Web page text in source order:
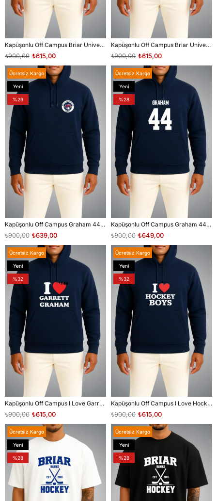
Kapüşonlu Off Campus Briar University Hawks Göğüs Baskılı Lacivert Unisex Sweatshirt
₺615,00
₺900,00
Kapüşonlu Off Campus Briar University Göğüs Baskılı Lacivert Unisex Sweatshirt
₺615,00
₺900,00
Kapüşonlu Off Campus Graham 44 Cep ve Sırt Baskılı Lacivert Unisex Sweatshirt
₺639,00
₺900,00
Ücretsiz Kargo
Yeni
Ürün
%29
Kapüşonlu Off Campus Graham 44 Göğüs ve Sırt Baskılı Lacivert Unisex Sweatshirt
₺649,00
₺900,00
Ücretsiz Kargo
Yeni
Ürün
%28
Kapüşonlu Off Campus I Love Garrett Graham Göğüs Baskılı Lacivert Unisex Sweatshirt
₺615,00
₺900,00
Ücretsiz Kargo
Yeni
Ürün
%32
Kapüşonlu Off Campus I Love Hockey Boys Göğüs Baskılı Lacivert Unisex Sweatshirt
₺615,00
₺900,00
Ücretsiz Kargo
Yeni
Ürün
%32
Ücretsiz Kargo
Yeni
Ürün
%28
Ücretsiz Kargo
Yeni
Ürün
%28